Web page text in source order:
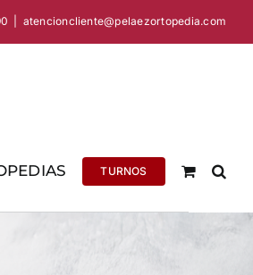
atencioncliente@pelaezortopedia.com
TURNOS